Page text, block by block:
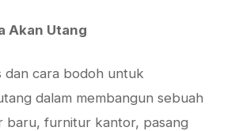
Akan Utang
dan cara bodoh untuk
dalam membangun sebuah
baru, furnitur kantor, pasang